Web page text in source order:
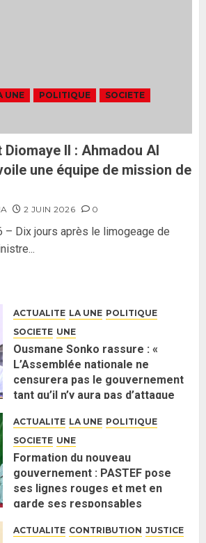
gouvernement : PASTEF pose
UNE POLITIQUE
SOCIETE
II : Ahmadou Al
une équipe de mission de
2 JUIN 2026 0
– Dix jours après le limogeage de
ACTUALITE LA UNE POLITIQUE
SOCIETE UNE
Ousmane Sonko rassure : «
L’Assemblée nationale ne
censurera pas le gouvernement
tant qu’il n’y aura pas d’attaque
2 JUIN 2026 0
ACTUALITE LA UNE POLITIQUE
SOCIETE UNE
Formation du nouveau
gouvernement : PASTEF pose
ses lignes rouges et met en
garde ses responsables
ACTUALITE CONTRIBUTION JUSTICE